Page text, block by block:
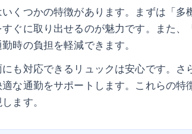
くつかの特徴があります。まずは「多
ぐに取り出せるのが魅力です。また、
時の負担を軽減できます。
も対応できるリュックは安心です。さ
な通勤をサポートします。これらの特
ます。